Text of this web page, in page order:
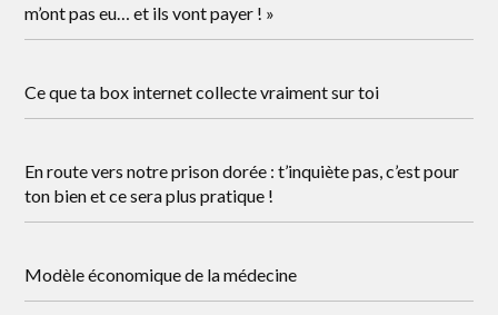
m’ont pas eu… et ils vont payer ! »
Ce que ta box internet collecte vraiment sur toi
En route vers notre prison dorée : t’inquiète pas, c’est pour
ton bien et ce sera plus pratique !
Modèle économique de la médecine